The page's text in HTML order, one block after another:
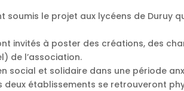
soumis le projet aux lycéens de Duruy
invités à poster des créations, des
de l’association.
social et solidaire dans une période
établissements se retrouveront